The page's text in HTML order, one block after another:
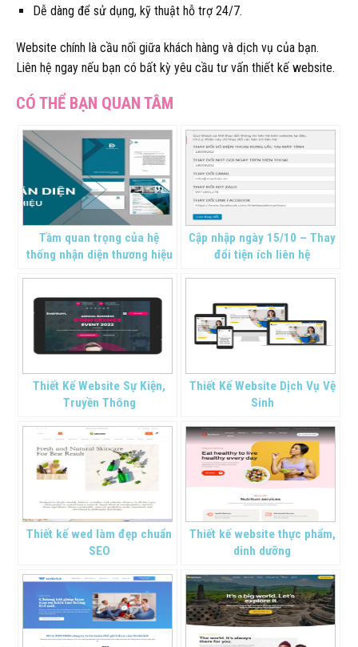
Dễ dàng để sử dụng, kỹ thuật hỗ trợ 24/7.
Website chính là cầu nối giữa khách hàng và dịch vụ của bạn.
Liên hệ ngay nếu bạn có bất kỳ yêu cầu tư vấn thiết kế website.
Tầm quan trọng của hệ
thống nhận diện thương hiệu
Cập nhập ngày 15/10 – Thay
đổi tiện ích liên hệ
Thiết Kế Website Sự Kiện,
Truyền Thông
Thiết Kế Website Dịch Vụ Vệ
Sinh
Thiết kế wed làm đẹp chuẩn
SEO
Thiết kế website thực phẩm,
dinh dưỡng